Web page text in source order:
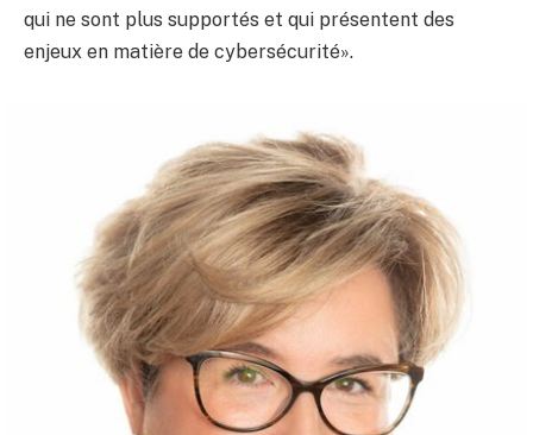
qui ne sont plus supportés et qui présentent des
enjeux en matière de cybersécurité».